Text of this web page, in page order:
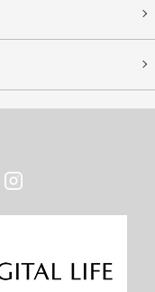
Youtube